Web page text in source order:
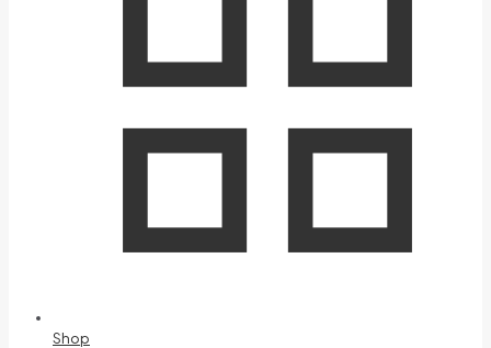
Shop